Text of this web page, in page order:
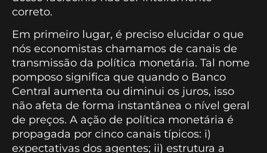
correto.
Em primeiro lugar, é preciso elucidar o que
nós economistas chamamos de canais de
transmissão da política monetária. Tal nome
pomposo significa que quando o Banco
Central aumenta ou diminui os juros, isso
não afeta de forma instantânea o nível geral
de preços. A ação de política monetária é
propagada por cinco canais típicos: i)
expectativas dos agentes; ii) estrutura a